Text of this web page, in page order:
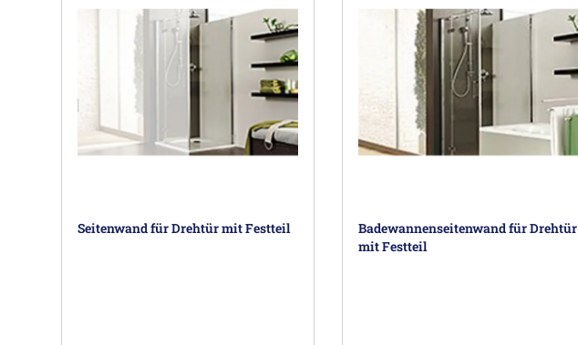
Seitenwand für Drehtür mit Festteil
Badewannenseitenwand für Drehtür
mit Festteil